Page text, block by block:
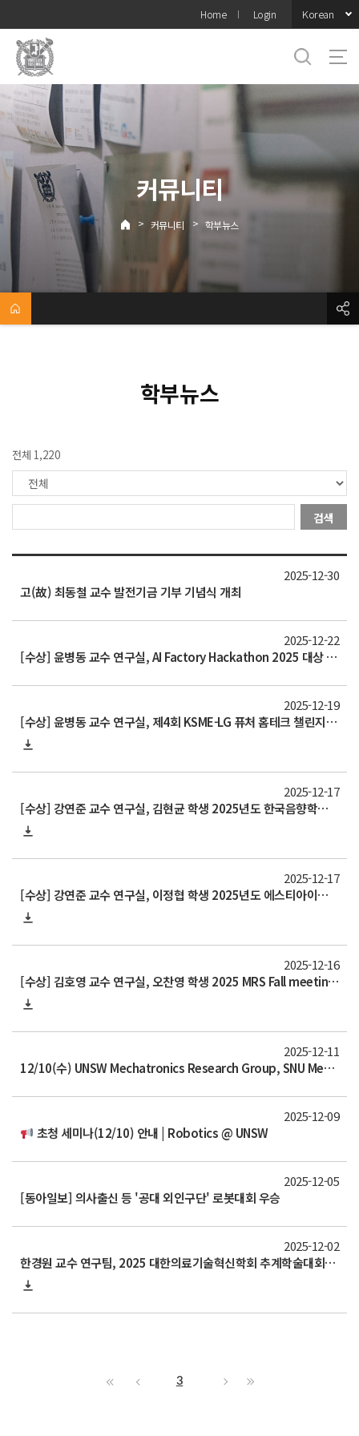
메뉴
Home Login Korean
커뮤니티
> 커뮤니티 > 학부뉴스
학부뉴스
전체 1,220
검색
고(故) 최동철 교수 발전기금 기부 기념식 개최
2025-12-30
[수상] 윤병동 교수 연구실, AI Factory Hackathon 2025 대상 수상
2025-12-22
[수상] 윤병동 교수 연구실, 제4회 KSME-LG 퓨처 홈테크 챌린지 은상 수상
2025-12-19
[수상] 강연준 교수 연구실, 김현균 학생 2025년도 한국음향학회·한국음악지각인지학회 추계 공동학술대회 우수발표상
2025-12-17
[수상] 강연준 교수 연구실, 이정협 학생 2025년도 에스티아이엔지니어링 학생논문상
2025-12-17
[수상] 김호영 교수 연구실, 오찬영 학생 2025 MRS Fall meeting 국제학술대회 수상
2025-12-16
12/10(수) UNSW Mechatronics Research Group, SNU Mechanical Engineering 방문
2025-12-11
초청 세미나(12/10) 안내 | Robotics @ UNSW
2025-12-09
[동아일보] 의사출신 등 '공대 외인구단' 로봇대회 우승
2025-12-05
한경원 교수 연구팀, 2025 대한의료기술혁신학회 추계학술대회에서 우수 구연상, 혁신의료기술 창의·도전상 우수상 수상
2025-12-02
3